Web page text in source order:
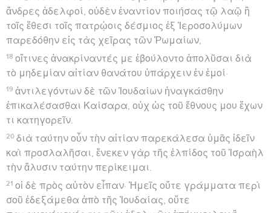
son troisième voyage missionnaire, pendant les trois mois
qu’il passe à Corinthe (entre 56 et 58). Une femme, Phœbé,
qui exerce un ministère dans l’Eglise voisine de Cenchrées
(à quelques kilomètres de Corinthe), doit porter la lettre à
Rome (16.1).
Paul n’a encore jamais été dans la capitale de l’Empire : il en
a toujours été empêché (15.20-24), mais il connaît là-bas de
nombreux chrétiens de l’Eglise, qu’il a rencontrés ailleurs
(et qu’il salue au ch. 16).
Avant la visite qu’il prévoit de leur faire, il leur adresse un
exposé ordonné de la doctrine chrétienne du salut, pour
que cette Eglise soit solidement fondée dans la foi,
inaccessible aux influences des judaïsants, adversaires de